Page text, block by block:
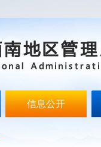
信息公开